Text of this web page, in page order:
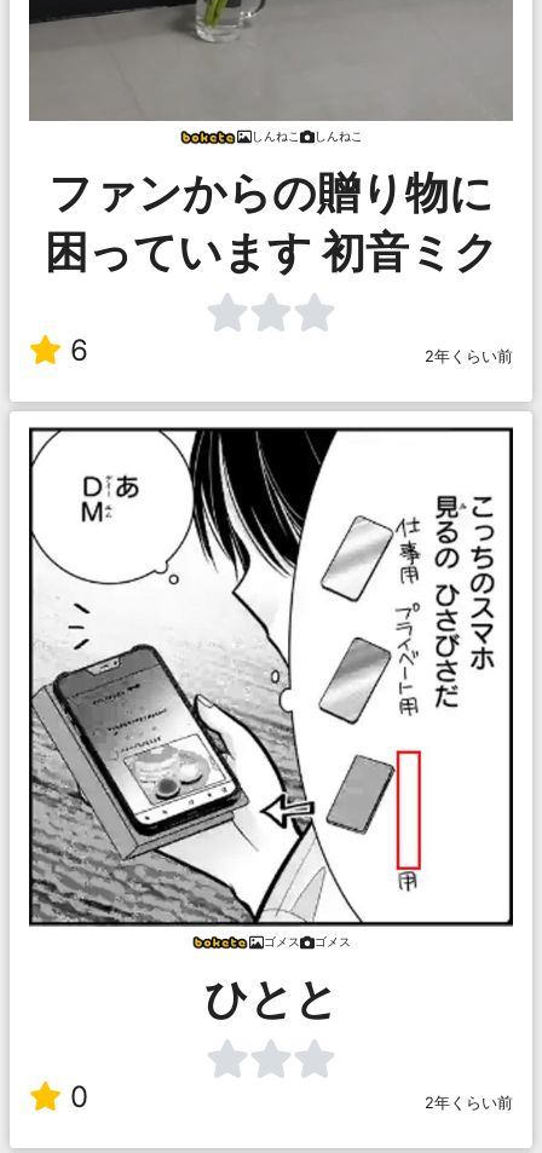
しんねこ しんねこ
ファンからの贈り物に
困っています 初音ミク
6 2年くらい前
ゴメス ゴメス
ひとと
0 2年くらい前